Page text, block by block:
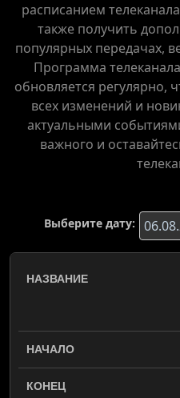
расписанием
также получить
популярных передачах,
Программа
обновляется регулярно,
всех изменений и
актуальными
важного и
Выберите дату: